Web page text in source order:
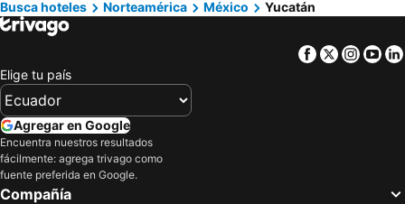
Hoteles en Tumbes
Hoteles en Orellana
Hoteles en San Cristóbal
Hoteles en Homún
Hoteles en Baca
Hoteles en Akil
Hoteles en Tecoh
Hoteles en Tzucacab
Hoteles en Tixcacalcupul
Hoteles en Uxmal
Busca hoteles Norteamérica México Yucatán
Facebook
Twitter
Elige tu país
Agregar en Google
Encuentra nuestros resultados
fácilmente: agrega trivago como
fuente preferida en Google.
Compañía